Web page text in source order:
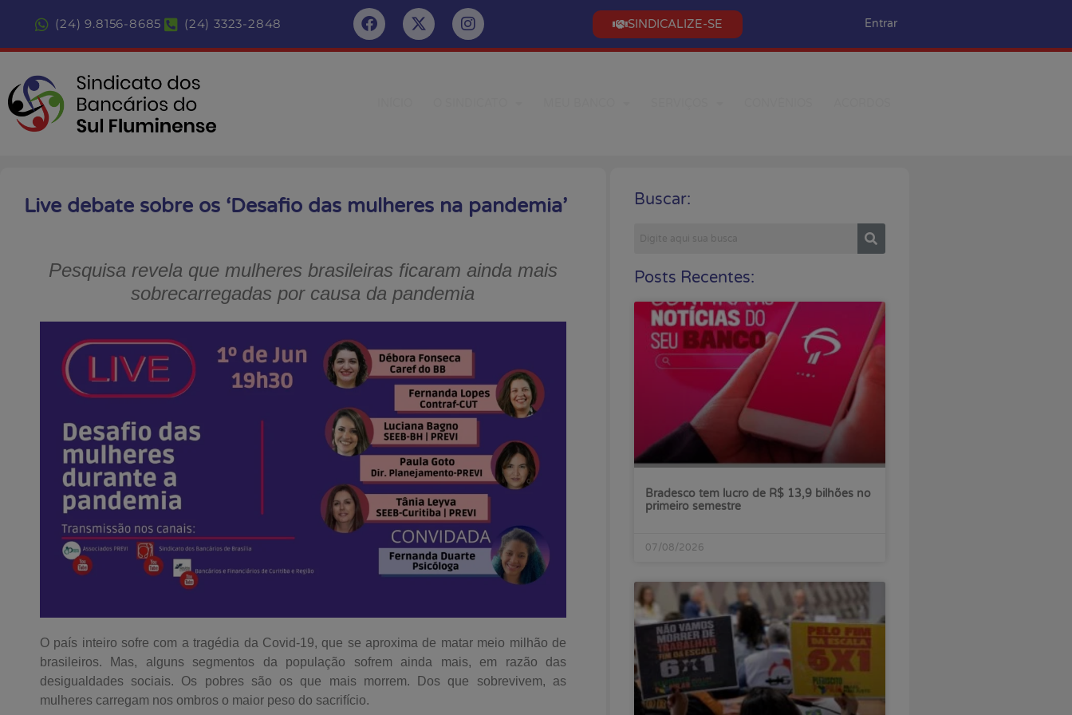
(24) 9.8156-8685 (24) 3323-2848 SINDICALIZE-SE Entrar
Live debate sobre os ‘Desafio das mulheres na pandemia’
Pesquisa revela que mulheres brasileiras ficaram ainda mais
sobrecarregadas por causa da pandemia
O país inteiro sofre com a tragédia da Covid-19, que se aproxima de matar meio milhão de
brasileiros. Mas, alguns segmentos da população sofrem ainda mais, em razão das
desigualdades sociais. Os pobres são os que mais morrem. Dos que sobrevivem, as
mulheres carregam nos ombros o maior peso do sacrifício.
Buscar:
Posts Recentes:
Bradesco tem lucro de R$ 13,9 bilhões no
primeiro semestre
07/08/2026